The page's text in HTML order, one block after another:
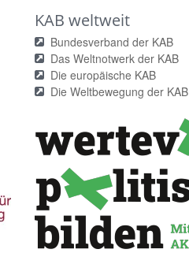
KAB weltweit
Bundesverband der KAB
Das Weltnotwerk der KAB
Die europäische KAB
Die Weltbewegung der KAB